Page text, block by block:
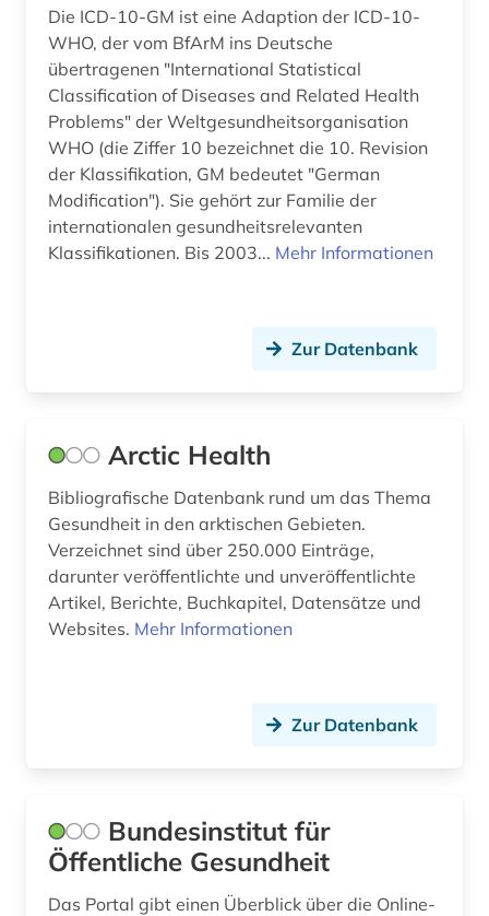
Die ICD-10-GM ist eine Adaption der ICD-10-
WHO, der vom BfArM ins Deutsche
übertragenen "International Statistical
Classification of Diseases and Related Health
Problems" der Weltgesundheitsorganisation
WHO (die Ziffer 10 bezeichnet die 10. Revision
der Klassifikation, GM bedeutet "German
Modification"). Sie gehört zur Familie der
internationalen gesundheitsrelevanten
Klassifikationen. Bis 2003... Mehr Informationen
Zur Datenbank
Arctic Health
Bibliografische Datenbank rund um das Thema
Gesundheit in den arktischen Gebieten.
Verzeichnet sind über 250.000 Einträge,
darunter veröffentlichte und unveröffentlichte
Artikel, Berichte, Buchkapitel, Datensätze und
Websites. Mehr Informationen
Zur Datenbank
Bundesinstitut für
Öffentliche Gesundheit
Das Portal gibt einen Überblick über die Online-